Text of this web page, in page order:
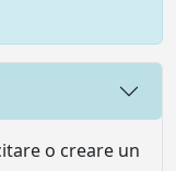
o creare un